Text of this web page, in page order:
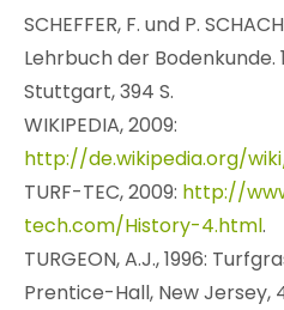
SCHEFFER, F. und P.
Lehrbuch der Bodenkunde.
Stuttgart, 394 S.
WIKIPEDIA, 2009:
http://de.wikipedia.org/
TURF-TEC, 2009: http://
tech.com/History-4.html.
TURGEON, A.J., 1996:
Prentice-Hall, New Jersey,